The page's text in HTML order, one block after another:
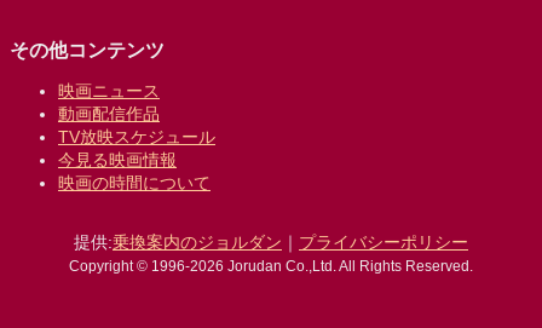
その他コンテンツ
映画ニュース
動画配信作品
TV放映スケジュール
今見る映画情報
映画の時間について
提供:乗換案内のジョルダン ｜ プライバシーポリシー
Copyright © 1996-2026 Jorudan Co.,Ltd. All Rights Reserved.